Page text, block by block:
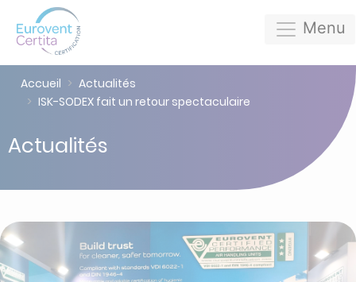
Menu
Accueil
Actualités
ISK-SODEX fait un retour spectaculaire
Actualités